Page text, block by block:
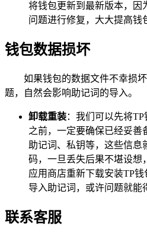
将钱包更新到最新版本，因
问题进行修复，大大提高钱
钱包数据损坏
如果钱包的数据文件不幸损
题，自然会影响助记词的导入。
卸载重装：我们可以先将
之前，一定要确保已经妥善
助记词、私钥等，这些信息
码，一旦丢失后果不堪设想
应用商店重新下载安装TP
导入助记词，或许问题就能
联系客服